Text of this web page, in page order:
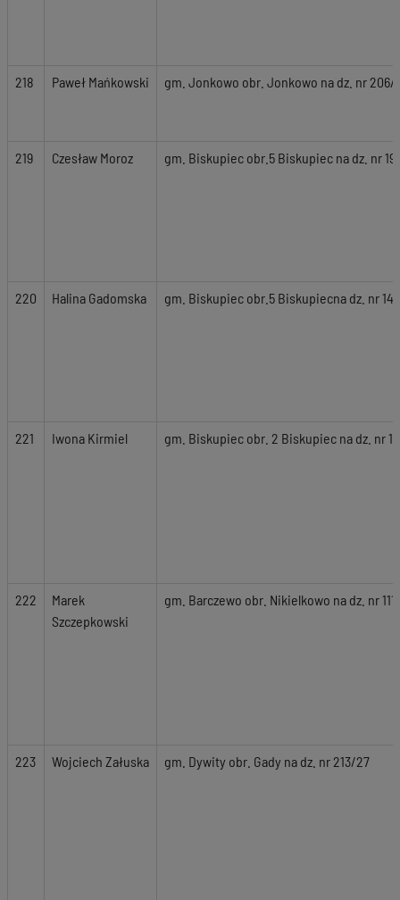
218 Paweł Mańkowski gm. Jonkowo obr. Jonkowo na dz. nr 206/
219 Czesław Moroz gm. Biskupiec obr.5 Biskupiec na dz. nr
220 Halina Gadomska gm. Biskupiec obr.5 Biskupiecna dz. nr
221 Iwona Kirmiel gm. Biskupiec obr. 2 Biskupiec na dz. nr
222
Marek
Szczepkowski
gm. Barczewo obr. Nikielkowo na dz. nr
223 Wojciech Załuska gm. Dywity obr. Gady na dz. nr 213/27